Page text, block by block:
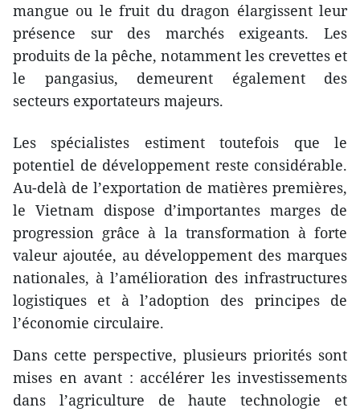
mangue ou le fruit du dragon élargissent leur
présence sur des marchés exigeants. Les
produits de la pêche, notamment les crevettes et
le pangasius, demeurent également des
secteurs exportateurs majeurs.
Les spécialistes estiment toutefois que le
potentiel de développement reste considérable.
Au-delà de l’exportation de matières premières,
le Vietnam dispose d’importantes marges de
progression grâce à la transformation à forte
valeur ajoutée, au développement des marques
nationales, à l’amélioration des infrastructures
logistiques et à l’adoption des principes de
l’économie circulaire.
Dans cette perspective, plusieurs priorités sont
mises en avant : accélérer les investissements
dans l’agriculture de haute technologie et